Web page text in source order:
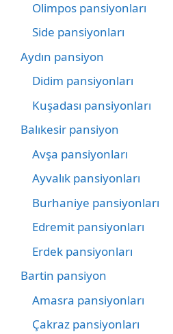
Olimpos pansiyonları
Side pansiyonları
Aydın pansiyon
Didim pansiyonları
Kuşadası pansiyonları
Balıkesir pansiyon
Avşa pansiyonları
Ayvalık pansiyonları
Burhaniye pansiyonları
Edremit pansiyonları
Erdek pansiyonları
Bartin pansiyon
Amasra pansiyonları
Çakraz pansiyonları